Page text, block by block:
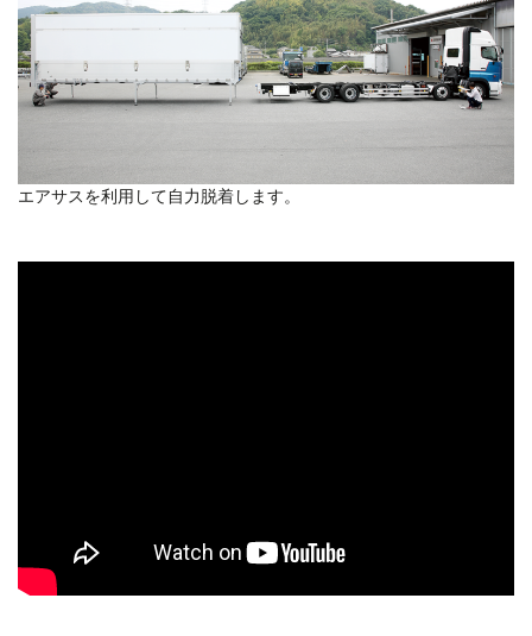
エアサスを利用して自力脱着します。